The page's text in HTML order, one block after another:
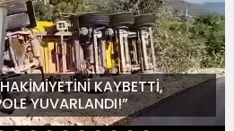
KAYBETTİ,
YUVARLANDI!”